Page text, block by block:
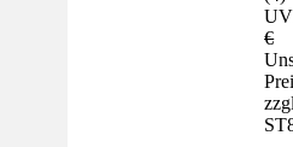
€
ST